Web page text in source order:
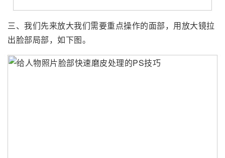
三、我们先来放大我们需要重点操作的面部，用放大镜拉
出脸部局部，如下图。